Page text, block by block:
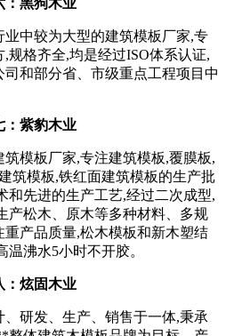
中较为大型的建筑模板厂家,专
规格齐全,均是经过ISO体系认证,
和部分省、市级重点工程项目中
紫豹木业
模板厂家,专注建筑模板,覆膜板,
筑模板,铁红面建筑模板的生产批
和先进的生产工艺,经过二次成型,
产松木、原木等多种材料、多规
产品质量,松木模板和新木塑结
沸水5小时不开胶。
炫固木业
研发、生产、销售于一体,秉承